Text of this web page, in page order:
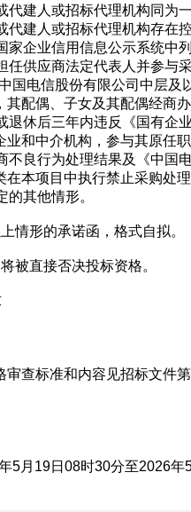
代建人或招标代理机构同为
代建人或招标代理机构存在
家企业信用信息公示系统中
供应商法定代表人并参与
国电信股份有限公司中层
配偶、子女及其配偶经商
退休后三年内违反《国有企
和中介机构，参与其原任
不良行为处理结果及《中国
本项目中执行禁止采购处理
其他情形。
情形的承诺函，格式自拟。
被直接否决投标资格。
查标准和内容见招标文件
5月19日08时30分至2026年